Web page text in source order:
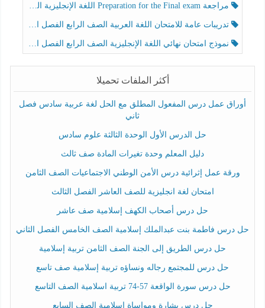
مراجعة Preparation for the Final exam اللغة الإنجليزية الصف الرابع الفصل الثالث
تدريبات عامة للامتحان اللغة العربية الصف الرابع الفصل الثالث
نموذج امتحان نهائي اللغة الإنجليزية الصف الرابع الفصل الثالث
أكثر الملفات تحميلا
أوراق عمل درس المفعول المطلق مع الحل لغة عربية سادس فصل
ثاني
حل الدرس الأول الوحدة الثالثة علوم سادس
دليل المعلم وحدة تغيرات المادة صف ثالث
ورقة عمل إثرائية درس الأمن الوطني الاجتماعيات الصف الثامن
امتحان لغة انجليزية للصف العاشر الفصل الثالث
حل درس أصحاب الكهف إسلامية صف عاشر
حل درس فاطمة بنت عبدالملك إسلامية الصف الخامس الفصل الثاني
حل درس الطريق إلى الجنة الصف الثامن تربية إسلامية
حل درس للمجتمع رجاله ونساؤه تربية إسلامية صف تاسع
حل درس سورة الواقعة 57-74 تربية اسلامية الصف التاسع
حل درس بشارة ومواساة إسلامية الصف السابع